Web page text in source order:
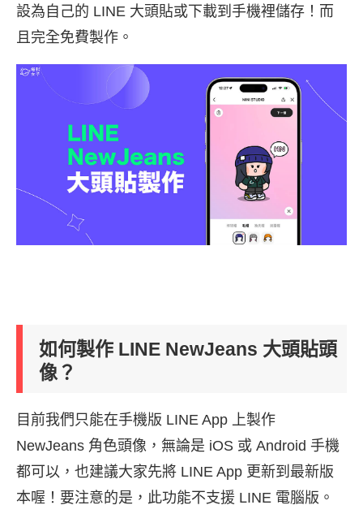
設為自己的 LINE 大頭貼或下載到手機裡儲存！而
且完全免費製作。
如何製作 LINE NewJeans 大頭貼頭
像？
目前我們只能在手機版 LINE App 上製作
NewJeans 角色頭像，無論是 iOS 或 Android 手機
都可以，也建議大家先將 LINE App 更新到最新版
本喔！要注意的是，此功能不支援 LINE 電腦版。